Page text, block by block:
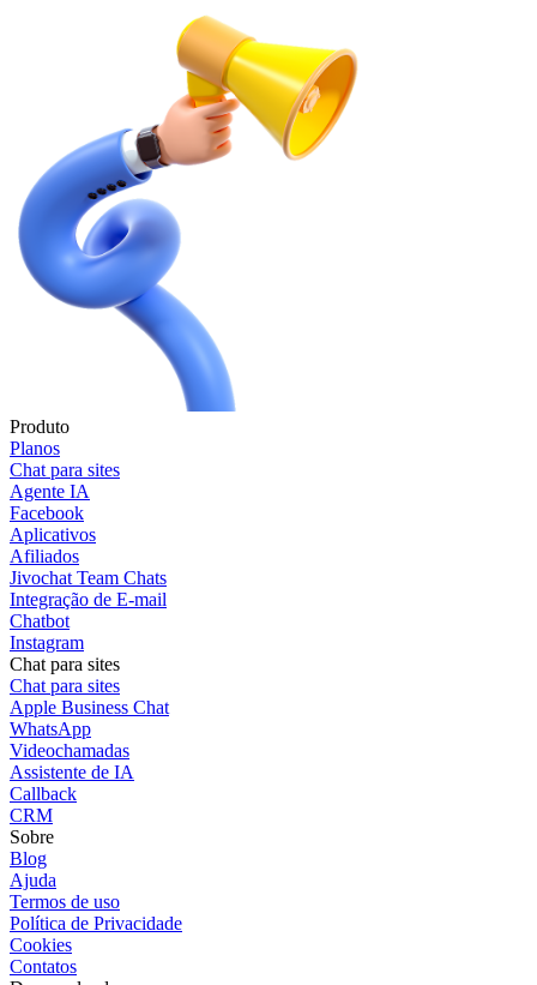
Produto
Planos
Chat para sites
Agente IA
Facebook
Aplicativos
Afiliados
Jivochat Team Chats
Integração de E-mail
Chatbot
Instagram
Chat para sites
Chat para sites
Apple Business Chat
WhatsApp
Videochamadas
Assistente de IA
Callback
CRM
Sobre
Blog
Ajuda
Termos de uso
Política de Privacidade
Cookies
Contatos